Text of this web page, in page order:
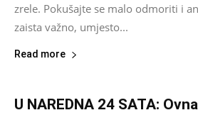
zrele. Pokušajte se malo odmoriti i
zaista važno, umjesto...
Read more
U NAREDNA 24 SATA: